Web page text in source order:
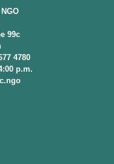
99c
4780
p.m.